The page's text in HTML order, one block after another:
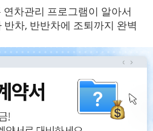
차관리 프로그램이 알아서
차, 반반차에 조퇴까지 완벽